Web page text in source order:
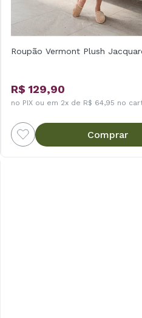
Roupão Vermont Plush
R$ 129,90
no PIX ou em 2x de R$ 64,95 no
Comprar